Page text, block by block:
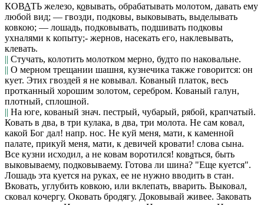
КОВАТЬ железо, ковывать, обрабатывать молотом, давать ему
любой вид; — гвозди, подковы, выковывать, выделывать
ковкою; — лошадь, подковывать, подшивать подковы
ухналями к копыту;- жернов, насекать его, наклевывать,
клевать.
|| Стучать, колотить молотком мерно, будто по наковальне.
|| О мерном трещании шашня, кузнечика также говорится: он
кует. Этих гвоздей я не ковывал. Кованый платок, весь
протканный хорошим золотом, серебром. Кованый галун,
плотный, сплошной.
|| На юге, кованый знач. пестрый, чубарый, рябой, крапчатый.
Ковать в два, в три кулака, в два, три молота. Не сам ковал,
какой Бог дал! напр. нос. Не куй меня, мати, к каменной
палате, прикуй меня, мати, к девичей кровати! слова сына.
Все кузни исходил, а не ковам воротился! коваться, быть
выковываему, подковываему. Готова ли шина? "Еще куется".
Лошадь эта куется на руках, ее не нужно вводить в стан.
Вковать, углубить ковкою, или вклепать, вварить. Выковал,
сковал кочергу. Оковать бродягу. Доковывай живее. Заковать